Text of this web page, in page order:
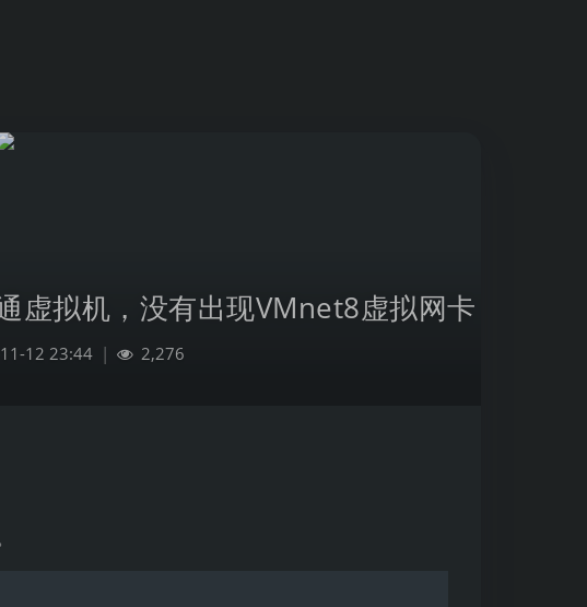
虚拟机，没有出现VMnet8虚拟网卡
12 23:44 | 2,276